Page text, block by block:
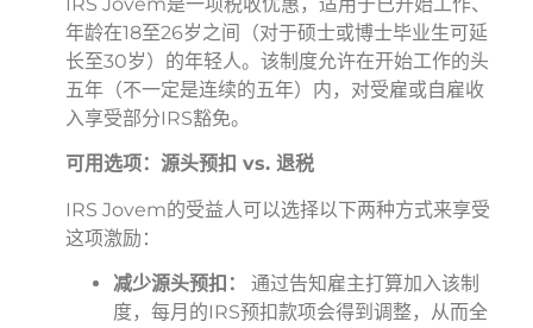
年龄在18至26岁之间（对于硕士或博士毕业生可延
长至30岁）的年轻人。该制度允许在开始工作的头
五年（不一定是连续的五年）内，对受雇或自雇收
入享受部分IRS豁免。
可用选项：源头预扣 vs. 退税
IRS Jovem的受益人可以选择以下两种方式来享受
这项激励：
减少源头预扣：
通过告知雇主打算加入该制
度，每月的IRS预扣款项会得到调整，从而全